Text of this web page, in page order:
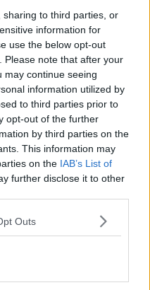
to third parties, or
information for
use the below opt-out
Please note that after your
may continue seeing
information utilized by
to third parties prior to
opt-out of the further
by third parties on the
This information may
on the IAB’s List of
further disclose it to other
Outs
Reg: Jul 2021
till killar ger toppbetyg. De
och ger henne som sagt
vara sant. Men det borde
jag...